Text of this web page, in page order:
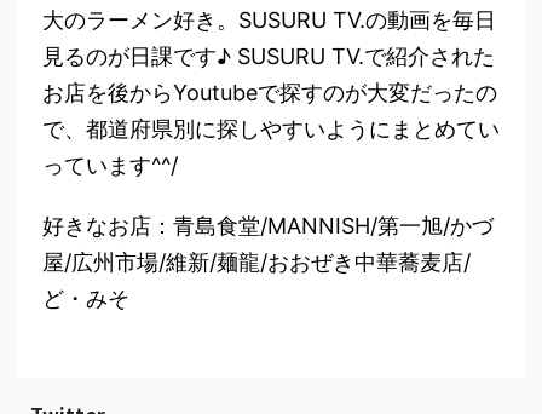
大のラーメン好き。SUSURU TV.の動画を毎日
見るのが日課です♪ SUSURU TV.で紹介された
お店を後からYoutubeで探すのが大変だったの
で、都道府県別に探しやすいようにまとめてい
っています^^/
好きなお店：青島食堂/MANNISH/第一旭/かづ
屋/広州市場/維新/麺龍/おおぜき中華蕎麦店/
ど・みそ